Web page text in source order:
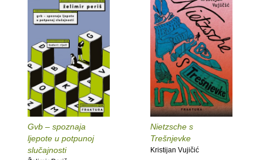
Gvb – spoznaja
ljepote u potpunoj
slučajnosti
Nietzsche s
Trešnjevke
Kristijan Vujičić